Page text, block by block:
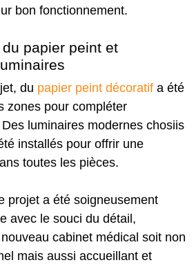
bon fonctionnement.
papier peint et
du papier peint décoratif a été
zones pour compléter
luminaires modernes chosiis
installés pour offrir une
toutes les pièces.
projet a été soigneusement
avec le souci du détail,
cabinet médical soit non
mais aussi accueillant et